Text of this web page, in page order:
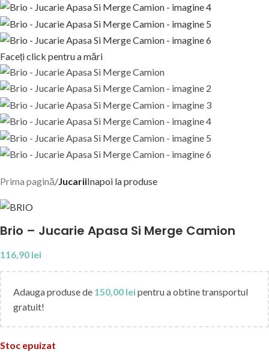
Faceți click pentru a mări
Prima pagină JucariiInapoi la produse
Brio – Jucarie Apasa Si Merge Camion
116,90 lei
Adauga produse de 150,00 leipentru a obtine transportul
gratuit!
Stoc epuizat